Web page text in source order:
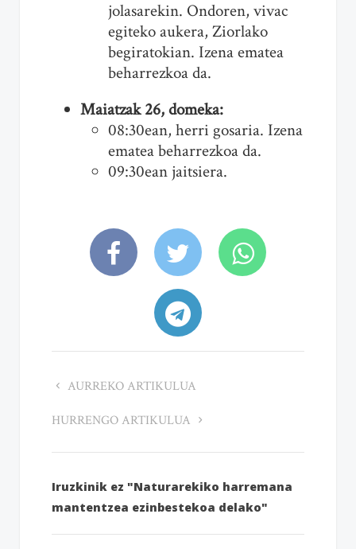
jolasarekin. Ondoren, vivac
egiteko aukera, Ziorlako
begiratokian. Izena ematea
beharrezkoa da.
Maiatzak 26, domeka:
08:30ean, herri gosaria. Izena
ematea beharrezkoa da.
09:30ean jaitsiera.
AURREKO ARTIKULUA
HURRENGO ARTIKULUA
Iruzkinik ez "Naturarekiko harremana
mantentzea ezinbestekoa delako"